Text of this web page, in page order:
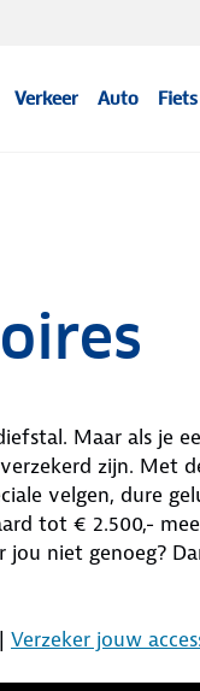
Verkeer Auto Fiets
Maar als je
zijn. Met
velgen, dure
tot € 2.500,-
niet genoeg?
| Verzeker jouw